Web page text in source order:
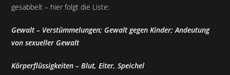
gesabbelt – hier folgt die Liste:
Gewalt – Verstümmelungen; Gewalt gegen Kinder; Andeutung
von sexueller Gewalt
Körperflüssigkeiten – Blut, Eiter, Speichel